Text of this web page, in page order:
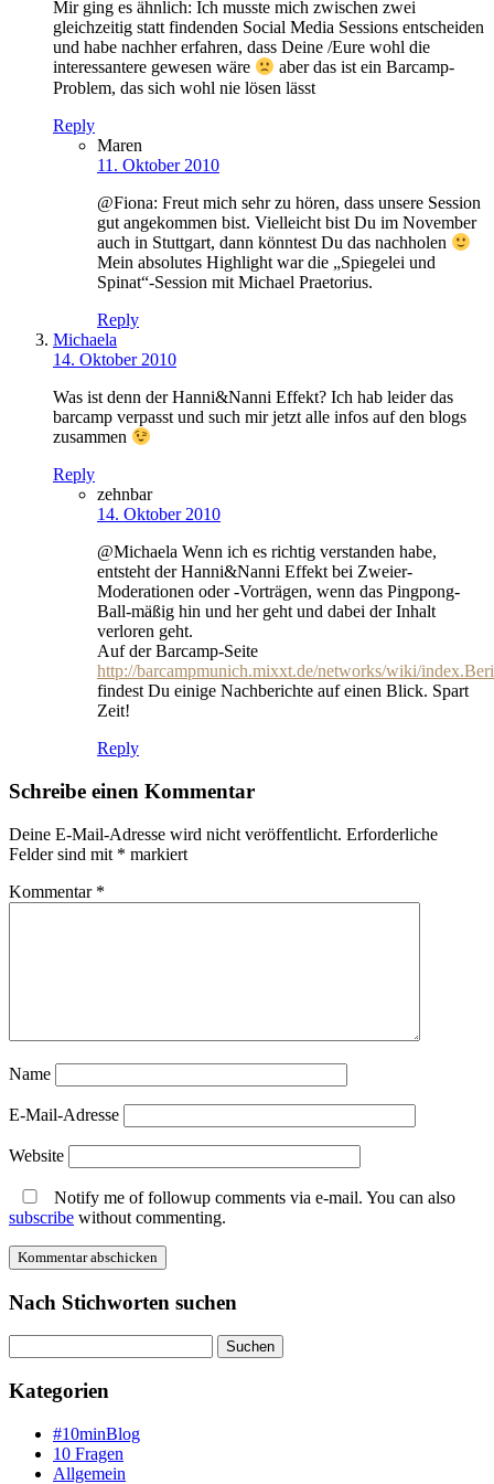
Mir ging es ähnlich: Ich musste mich zwischen zwei
gleichzeitig statt findenden Social Media Sessions entscheiden
und habe nachher erfahren, dass Deine /Eure wohl die
interessantere gewesen wäre
aber das ist ein Barcamp-
Problem, das sich wohl nie lösen lässt
Reply
Maren
11. Oktober 2010
@Fiona: Freut mich sehr zu hören, dass unsere Session
gut angekommen bist. Vielleicht bist Du im November
auch in Stuttgart, dann könntest Du das nachholen
Mein absolutes Highlight war die „Spiegelei und
Spinat“-Session mit Michael Praetorius.
Reply
Michaela
14. Oktober 2010
Was ist denn der Hanni&Nanni Effekt? Ich hab leider das
barcamp verpasst und such mir jetzt alle infos auf den blogs
zusammen
Reply
zehnbar
14. Oktober 2010
@Michaela Wenn ich es richtig verstanden habe,
entsteht der Hanni&Nanni Effekt bei Zweier-
Moderationen oder -Vorträgen, wenn das Pingpong-
Ball-mäßig hin und her geht und dabei der Inhalt
verloren geht.
Auf der Barcamp-Seite
http://barcampmunich.mixxt.de/networks/wiki/
findest Du einige Nachberichte auf einen Blick. Spart
Zeit!
Reply
Schreibe einen Kommentar
Deine E-Mail-Adresse wird nicht veröffentlicht. Erforderliche
Felder sind mit * markiert
Kommentar *
Name
E-Mail-Adresse
Website
Notify me of followup comments via e-mail. You can also
subscribe without commenting.
Nach Stichworten suchen
Kategorien
#10minBlog
10 Fragen
Allgemein